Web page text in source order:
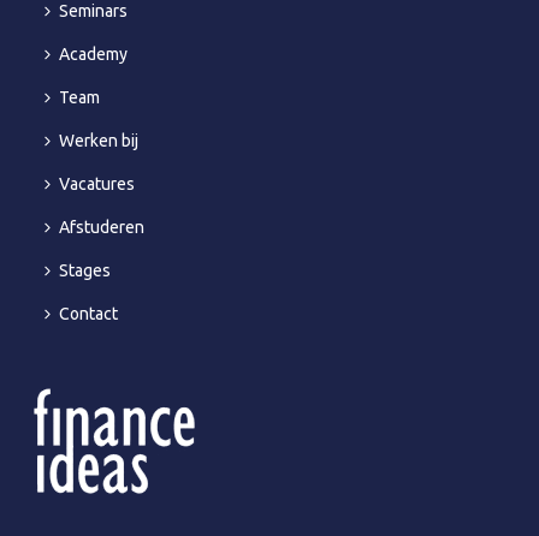
Seminars
Academy
Team
Werken bij
Vacatures
Afstuderen
Stages
Contact